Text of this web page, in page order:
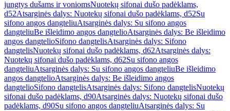
jungtys dušams ir voniomsNuotekų sifonai dušo padėklams,
d52Atsarginės dalys: Nuotekų sifonai dušo padėklams, d52Su
sifono angos dangteliuAtsarginės dalys: Su sifono angos
dangteliuBe išleidimo angos dangtelioAtsarginės dalys: Be išleidimo
angos dangtelioSifono dangtelisAtsarginės dalys: Sifono
dangtelisNuotekų sifonai dušo padėklams, d62Atsarginės dalys:
Nuotekų sifonai dušo padėklams, d62Su sifono angos
dangteliuAtsarginės dalys: Su sifono angos dangteliuBe išleidimo
angos dangtelioAtsarginės dalys: Be išleidimo angos
dangtelioSifono dangtelisAtsarginės dalys: Sifono dangtelisNuotekų
sifonai dušo padėklams, d90Atsarginės dalys: Nuotekų sifonai dušo
padėklams, d90Su sifono angos dangteliuAtsarginės dalys: Su